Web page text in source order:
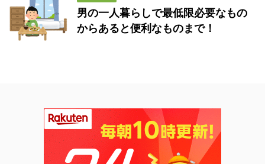
男の一人暮らしで最低限必要なもの
からあると便利なものまで！